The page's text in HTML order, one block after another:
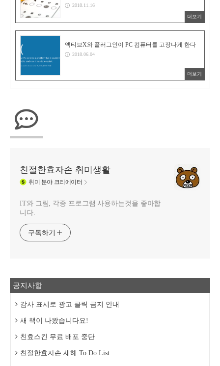
2018.11.16
더보기
액티브X와 플러그인이 PC 컴퓨터를 고장나게 한다
2018.06.04
더보기
친절한효자손 취미생활
취미 분야 크리에이터
IT와 그림, 각종 프로그램 사용하는것을 좋아합
니다.
구독하기
공지사항
감사 표시로 광고 클릭 금지 안내
새 책이 나왔습니다요!
친효스킨 무료 배포 중단
친절한효자손 새해 To Do List